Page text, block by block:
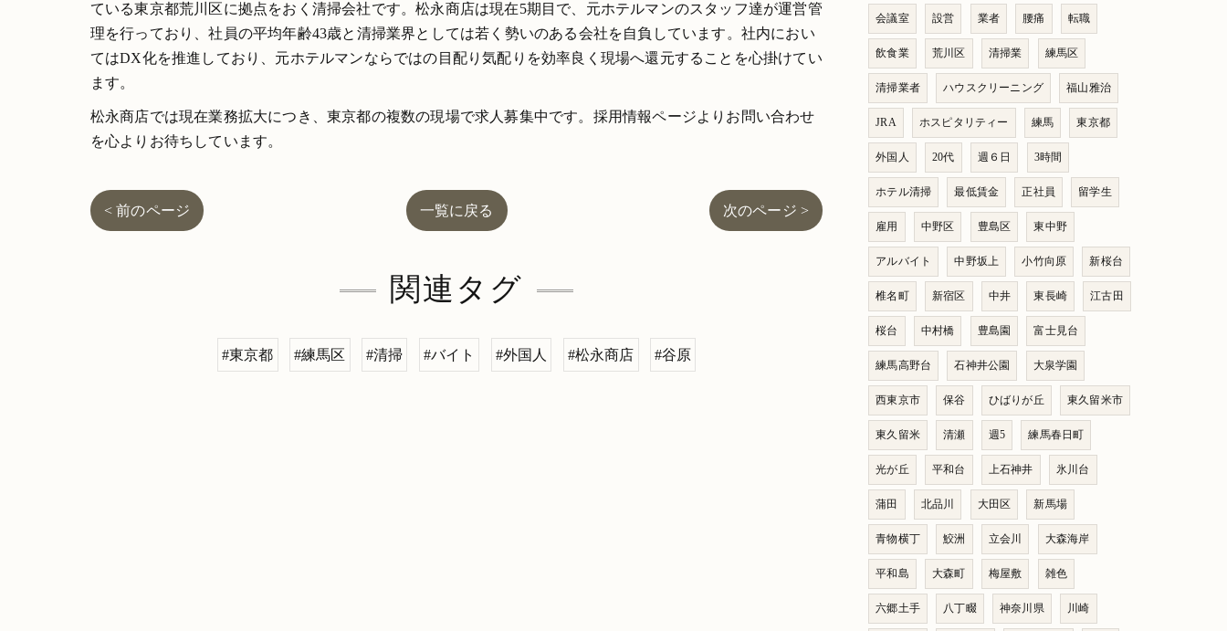
ている東京都荒川区に拠点をおく清掃会社です。松永商店は現在5期目で、元ホテルマンのスタッフ達が運営管
理を行っており、社員の平均年齢43歳と清掃業界としては若く勢いのある会社を自負しています。社内におい
てはDX化を推進しており、元ホテルマンならではの目配り気配りを効率良く現場へ還元することを心掛けてい
ます。
松永商店では現在業務拡大につき、東京都の複数の現場で求人募集中です。採用情報ページよりお問い合わせ
を心よりお待ちしています。
< 前のページ 一覧に戻る 次のページ >
関連タグ
#東京都 #練馬区 #清掃 #バイト #外国人 #松永商店 #谷原
会議室 設営 業者 腰痛 転職
飲食業 荒川区 清掃業 練馬区
清掃業者 ハウスクリーニング 福山雅治
JRA ホスピタリティー 練馬 東京都
外国人 20代 週６日 3時間
ホテル清掃 最低賃金 正社員 留学生
雇用 中野区 豊島区 東中野
アルバイト 中野坂上 小竹向原 新桜台
椎名町 新宿区 中井 東長崎 江古田
桜台 中村橋 豊島園 富士見台
練馬高野台 石神井公園 大泉学園
西東京市 保谷 ひばりが丘 東久留米市
東久留米 清瀬 週5 練馬春日町
光が丘 平和台 上石神井 氷川台
蒲田 北品川 大田区 新馬場
青物横丁 鮫洲 立会川 大森海岸
平和島 大森町 梅屋敷 雑色
六郷土手 八丁畷 神奈川県 川崎